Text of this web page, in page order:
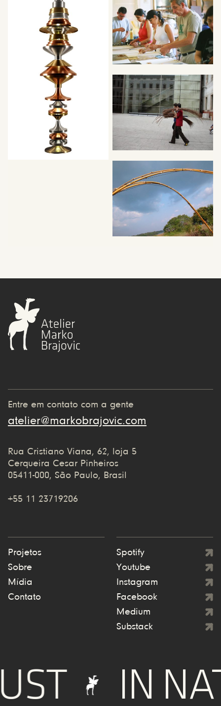
Entre em contato com a gente
atelier@markobrajovic.com
Rua Cristiano Viana, 62, loja 5
Cerqueira Cesar Pinheiros
05411-000, São Paulo, Brasil
+55 11 23719206
Projetos
Sobre
Mídia
Contato
Spotify
Youtube
Instagram
Facebook
Medium
Substack
IN